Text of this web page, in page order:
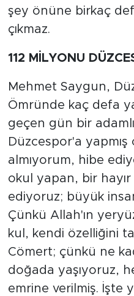
şey önüne birkaç
çıkmaz.
112 MİLYONU
Mehmet Saygun,
Ömründe kaç defa
geçen gün bir
Düzcespor'a yapmış
almıyorum, hibe
okul yapan, bir
ediyoruz; büyük
Çünkü Allah'ın
kul, kendi özelliğini
Cömert; çünkü ne
doğada yaşıyoruz,
emrine verilmiş. İşte